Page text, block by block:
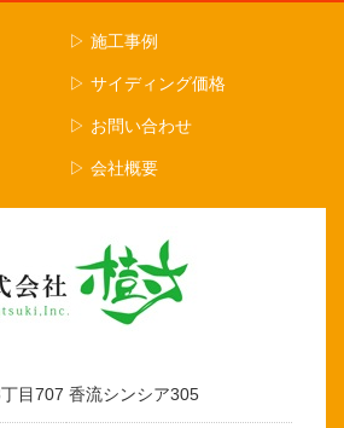
▷ 施工事例
▷ サイディング価格
▷ お問い合わせ
▷ 会社概要
目707 香流シンシア305